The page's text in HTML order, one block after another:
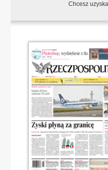
Chcesz